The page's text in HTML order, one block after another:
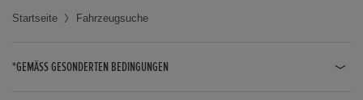
Startseite Fahrzeugsuche
*GEMÄSS GESONDERTEN BEDINGUNGEN